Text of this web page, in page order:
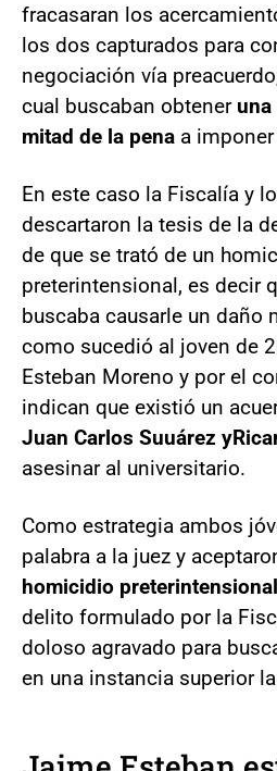
fracasaran los
los dos capturados para
negociación vía
cual buscaban obtener una
mitad de la pena a
En este caso la Fiscalía y
descartaron la tesis de la
de que se trató de un
preterintensional, es decir
buscaba causarle un daño
como sucedió al joven de
Esteban Moreno y por el
indican que existió un
Juan Carlos Suuárez
asesinar al universitario.
Como estrategia ambos
palabra a la juez y
homicidio
delito formulado por la
doloso agravado para
en una instancia superior